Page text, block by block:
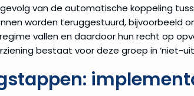
gevolg van de automatische koppeling
worden teruggestuurd, bijvoorbeeld
vallen en daardoor hun recht op
bestaat voor deze groep in ‘niet-